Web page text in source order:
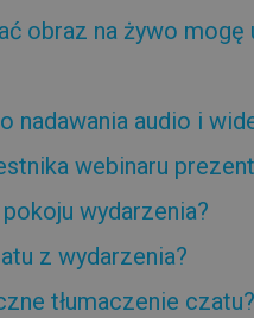
obraz na żywo mogę
nadawania audio i
webinaru
wydarzenia?
z wydarzenia?
tłumaczenie czatu?